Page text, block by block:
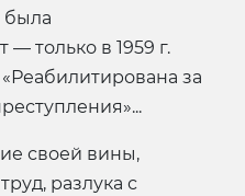
была
— только в 1959 г.
за
своей вины,
разлука с